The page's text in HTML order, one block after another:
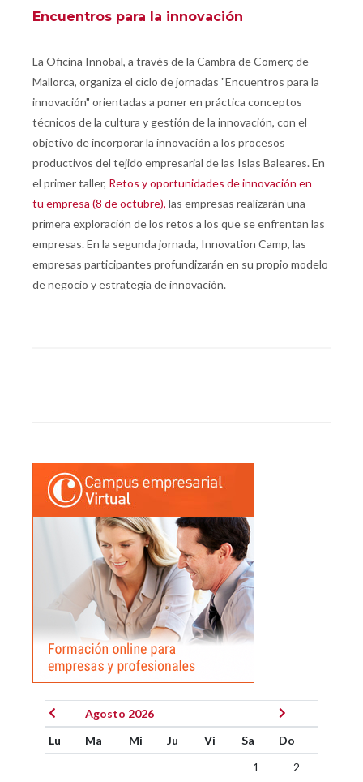
Encuentros para la innovación
La Oficina Innobal, a través de la Cambra de Comerç de
Mallorca, organiza el ciclo de jornadas "Encuentros para la
innovación" orientadas a poner en práctica conceptos
técnicos de la cultura y gestión de la innovación, con el
objetivo de incorporar la innovación a los procesos
productivos del tejido empresarial de las Islas Baleares. En
el primer taller, Retos y oportunidades de innovación en
tu empresa (8 de octubre), las empresas realizarán una
primera exploración de los retos a los que se enfrentan las
empresas. En la segunda jornada, Innovation Camp, las
empresas participantes profundizarán en su propio modelo
de negocio y estrategia de innovación.
Agosto 2026
Lu
Ma Mi Ju Vi Sa
Do
1
2